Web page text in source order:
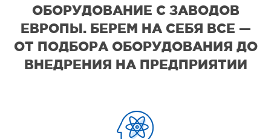
ОБОРУДОВАНИЕ С ЗАВОДОВ
ЕВРОПЫ. БЕРЕМ НА СЕБЯ ВСЕ —
ОТ ПОДБОРА ОБОРУДОВАНИЯ ДО
ВНЕДРЕНИЯ НА ПРЕДПРИЯТИИ